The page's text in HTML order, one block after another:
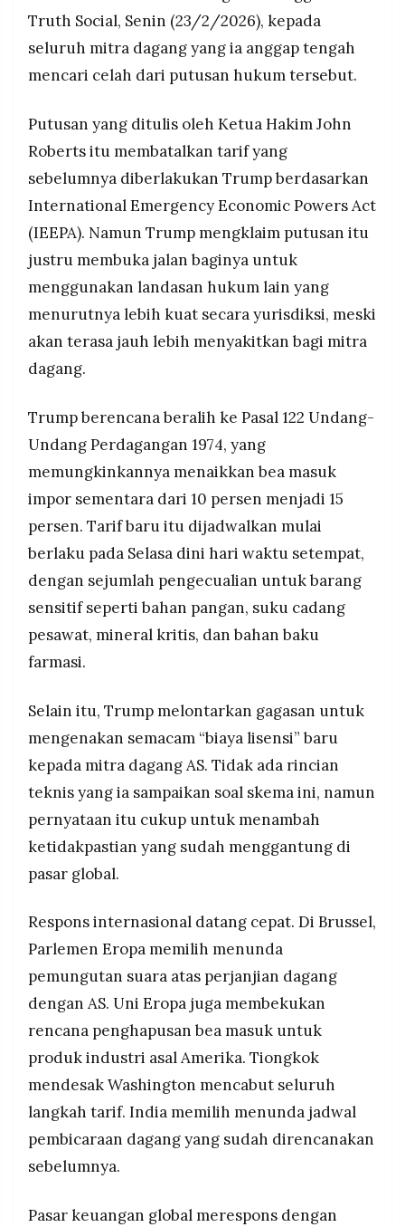
PRAMUDITA
-
2026
RESOLUSI
PRAMUDITA
menunjukkan penolakan serupa atas eskalasi
kebijakan tarif Trump.
Pasar keuangan global merespons negatif: Dow
Jones turun 1,65 persen, S&P 500 melemah 1,02
sementara dolar AS melemah terhadap Euro dan
Yen di tengah meningkatnya ketidakpastian
Truth Social, Senin (23/2/2026), kepada
seluruh mitra dagang yang ia anggap tengah
mencari celah dari putusan hukum tersebut.
Putusan yang ditulis oleh Ketua Hakim John
Roberts itu membatalkan tarif yang
sebelumnya diberlakukan Trump berdasarkan
International Emergency Economic Powers Act
(IEEPA). Namun Trump mengklaim putusan itu
justru membuka jalan baginya untuk
menggunakan landasan hukum lain yang
menurutnya lebih kuat secara yurisdiksi, meski
akan terasa jauh lebih menyakitkan bagi mitra
dagang.
Trump berencana beralih ke Pasal 122 Undang-
Undang Perdagangan 1974, yang
memungkinkannya menaikkan bea masuk
impor sementara dari 10 persen menjadi 15
persen. Tarif baru itu dijadwalkan mulai
berlaku pada Selasa dini hari waktu setempat,
dengan sejumlah pengecualian untuk barang
sensitif seperti bahan pangan, suku cadang
pesawat, mineral kritis, dan bahan baku
farmasi.
Selain itu, Trump melontarkan gagasan untuk
mengenakan semacam “biaya lisensi” baru
kepada mitra dagang AS. Tidak ada rincian
teknis yang ia sampaikan soal skema ini, namun
pernyataan itu cukup untuk menambah
ketidakpastian yang sudah menggantung di
pasar global.
Respons internasional datang cepat. Di Brussel,
Parlemen Eropa memilih menunda
pemungutan suara atas perjanjian dagang
dengan AS. Uni Eropa juga membekukan
rencana penghapusan bea masuk untuk
produk industri asal Amerika. Tiongkok
mendesak Washington mencabut seluruh
langkah tarif. India memilih menunda jadwal
pembicaraan dagang yang sudah direncanakan
sebelumnya.
Pasar keuangan global merespons dengan